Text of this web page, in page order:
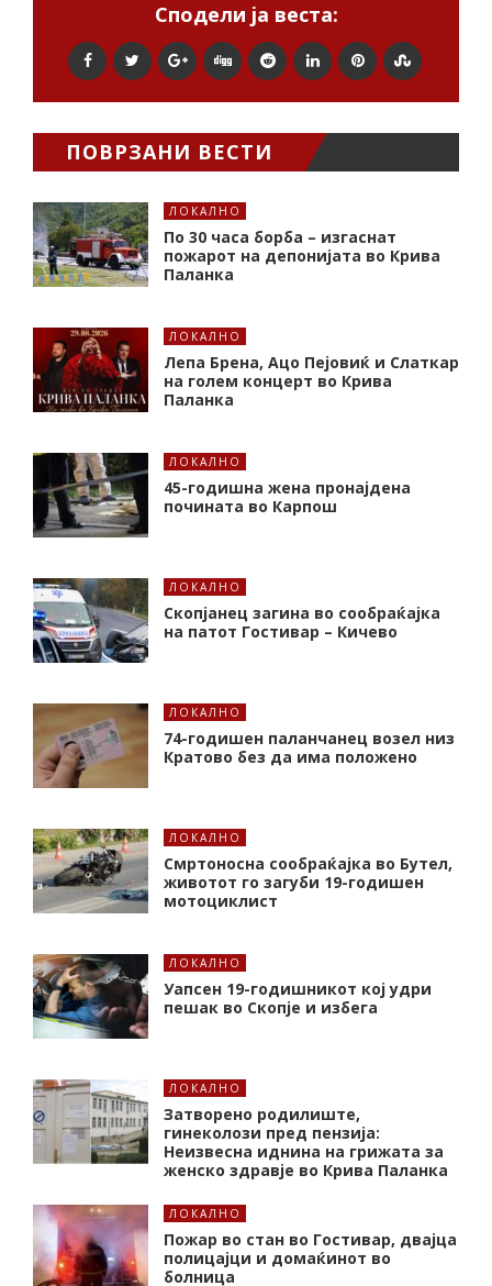
Сподели ја веста:
ПОВРЗАНИ ВЕСТИ
ЛОКАЛНО
По 30 часа борба – изгаснат
пожарот на депонијата во Крива
Паланка
ЛОКАЛНО
Лепа Брена, Ацо Пејовиќ и Слаткар
на голем концерт во Крива
Паланка
ЛОКАЛНО
45-годишна жена пронајдена
почината во Карпош
ЛОКАЛНО
Скопјанец загина во сообраќајка
на патот Гостивар – Кичево
ЛОКАЛНО
74-годишен паланчанец возел низ
Кратово без да има положено
ЛОКАЛНО
Смртоносна сообраќајка во Бутел,
животот го загуби 19-годишен
мотоциклист
ЛОКАЛНО
Уапсен 19-годишникот кој удри
пешак во Скопје и избега
ЛОКАЛНО
Затворено родилиште,
гинеколози пред пензија:
Неизвесна иднина на грижата за
женско здравје во Крива Паланка
ЛОКАЛНО
Пожар во стан во Гостивар, двајца
полицајци и домаќинот во
болница